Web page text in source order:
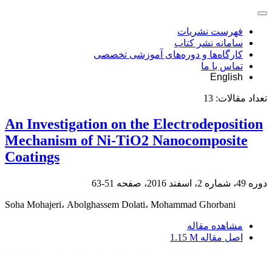
فهرست نشریات
سامانه نشر کتاب
کارگاه‌ها و دوره‌های آموزشی تخصصی
تماس با ما
English
تعداد مقالات: 13
An Investigation on the Electrodeposition
Mechanism of Ni-TiO2 Nanocomposite
Coatings
دوره 49، شماره 2، اسفند 2016، صفحه 51-63
Soha Mohajeri، Abolghassem Dolati، Mohammad Ghorbani
مشاهده مقاله
اصل مقاله 1.15 M